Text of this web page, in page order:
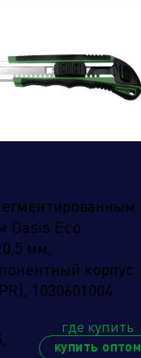
Oasis Eco
мм,
корпус
1030601004
где купить
купить оптом